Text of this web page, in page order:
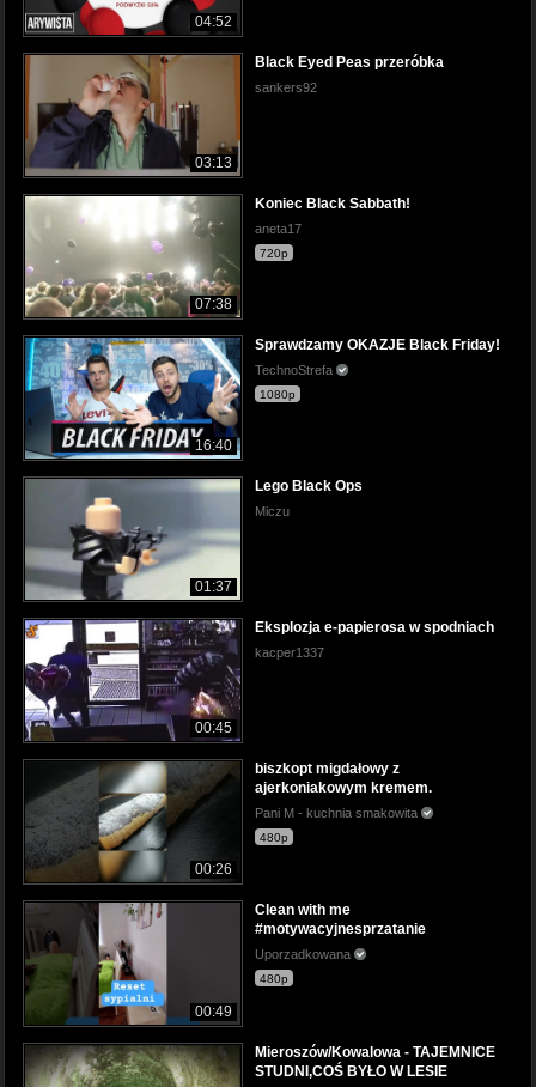
04:52
03:13
Black Eyed Peas przeróbka
sankers92
07:38
Koniec Black Sabbath!
aneta17
720p
16:40
Sprawdzamy OKAZJE Black Friday!
TechnoStrefa
1080p
01:37
Lego Black Ops
Miczu
00:45
Eksplozja e-papierosa w spodniach
kacper1337
00:26
biszkopt migdałowy z
ajerkoniakowym kremem.
Pani M - kuchnia smakowita
480p
00:49
Clean with me
#motywacyjnesprzatanie
Uporzadkowana
480p
Mieroszów/Kowalowa - TAJEMNICE
STUDNI,COŚ BYŁO W LESIE